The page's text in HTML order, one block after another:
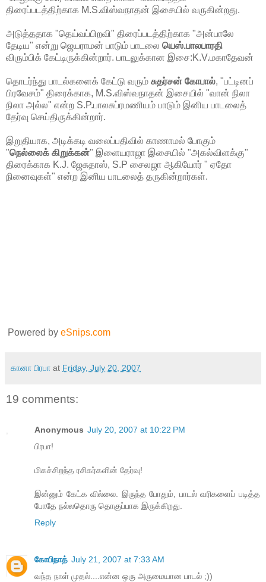
திரைப்படத்திற்காக M.S.விஸ்வநாதன் இசையில் வருகின்றது.
அடுத்ததாக "தெய்வப்பிறவி" திரைப்படத்திற்காக "அன்பாலே
தேடிய" என்று ஜெயராமன் பாடும் பாடலை யெஸ்.பாலபாரதி
விரும்பிக் கேட்டிருக்கின்றார். பாடலுக்கான இசை:K.V.மகாதேவன்
தொடர்ந்து பாடல்களைக் கேட்டு வரும் சுதர்சன் கோபால், "பட்டினப்
பிரவேசம்" திரைக்காக, M.S.விஸ்வநாதன் இசையில் "வான் நிலா
நிலா அல்ல" என்ற S.P.பாலசுப்ரமணியம் பாடும் இனிய பாடலைத்
தேர்வு செய்திருக்கின்றார்.
இறுதியாக, அடிக்கடி வலைப்பதிவில் காணாமல் போகும்
"நெல்லைக் கிறுக்கன்" இளையராஜா இசையில் "அகல்விளக்கு"
திரைக்காக K.J. ஜேசுதாஸ், S.P சைலஜா ஆகியோர் " ஏதோ
நினைவுகள்" என்ற இனிய பாடலைத் தருகின்றார்கள்.
Powered by eSnips.com
கானா பிரபா at Friday, July 20, 2007
19 comments:
Anonymous July 20, 2007 at 10:22 PM
பிரபா!
மிகச்சிறந்த ரசிகர்களின் தேர்வு!
இன்னும் கேட்க வில்லை. இருந்த போதும், பாடல் வரிகளைப் படித்த
போதே நல்லதொரு தொகுப்பாக இருக்கிறது.
Reply
கோபிநாத் July 21, 2007 at 7:33 AM
வந்த நாள் முதல்....என்ன ஒரு அருமையான பாடல் ;))